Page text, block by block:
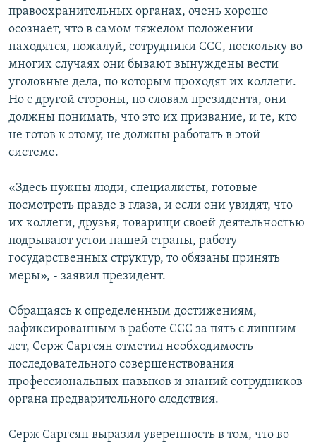
правоохранительных органах, очень хорошо
осознает, что в самом тяжелом положении
находятся, пожалуй, сотрудники ССС, поскольку во
многих случаях они бывают вынуждены вести
уголовные дела, по которым проходят их коллеги.
Но с другой стороны, по словам президента, они
должны понимать, что это их призвание, и те, кто
не готов к этому, не должны работать в этой
системе.
«Здесь нужны люди, специалисты, готовые
посмотреть правде в глаза, и если они увидят, что
их коллеги, друзья, товарищи своей деятельностью
подрывают устои нашей страны, работу
государственных структур, то обязаны принять
меры», - заявил президент.
Обращаясь к определенным достижениям,
зафиксированным в работе ССС за пять с лишним
лет, Серж Саргсян отметил необходимость
последовательного совершенствования
профессиональных навыков и знаний сотрудников
органа предварительного следствия.
Серж Саргсян выразил уверенность в том, что во